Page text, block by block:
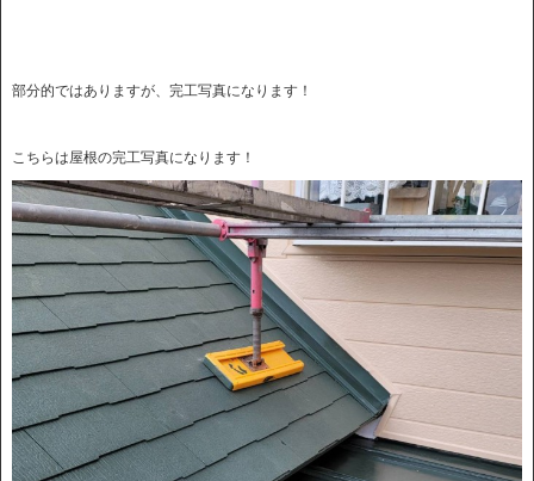
部分的ではありますが、完工写真になります！
こちらは屋根の完工写真になります！